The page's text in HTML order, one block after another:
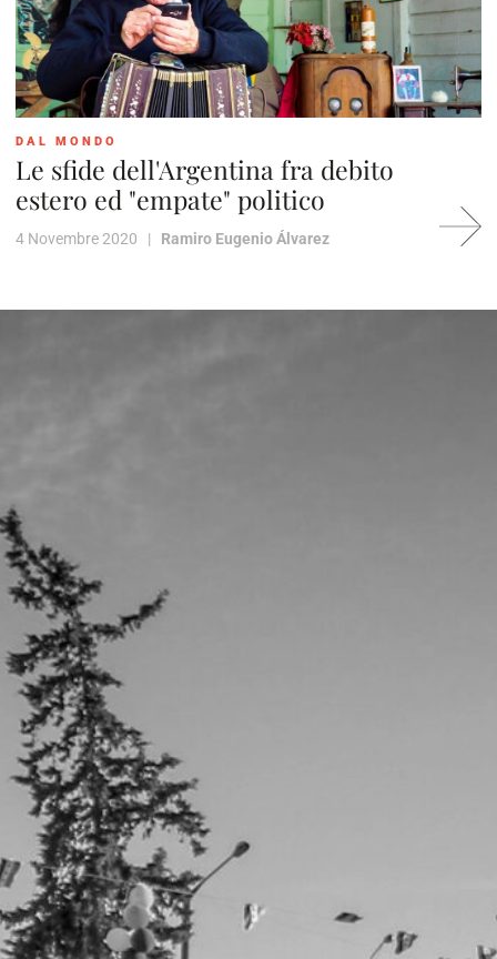
DAL MONDO
Le sfide dell'Argentina fra debito
estero ed "empate" politico
4 Novembre 2020 | Ramiro Eugenio Álvarez